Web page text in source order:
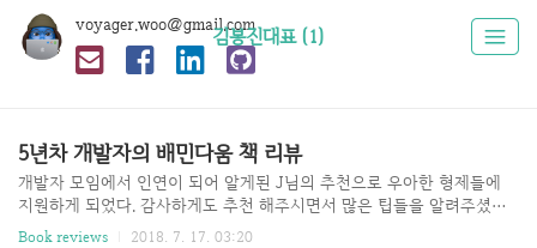
voyager.woo@gmail.com김봉진대표 (1)
5년차 개발자의 배민다움 책 리뷰
개발자 모임에서 인연이 되어 알게된 J님의 추천으로 우아한 형제들에
지원하게 되었다. 감사하게도 추천 해주시면서 많은 팁들을 알려주셨다.
그중에 하나가 배민다움 책을 읽어보는 것이었다. 이 책은 우아한형제들
Book reviews 2018. 7. 17. 03:20